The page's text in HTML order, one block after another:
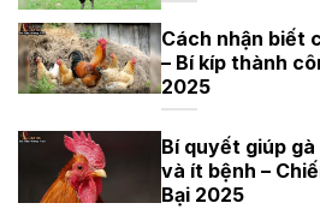
Cách nhận biết
– Bí kíp thành
2025
Bí quyết giúp
và ít bệnh –
Bại 2025